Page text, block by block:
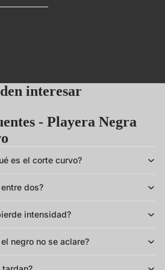
interesar
- Playera Negra
es el corte curvo?
dos?
intensidad?
negro no se aclare?